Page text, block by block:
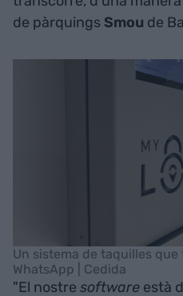
de pàrquings Smou de
Un sistema de taquilles
WhatsApp | Cedida
"El nostre software està